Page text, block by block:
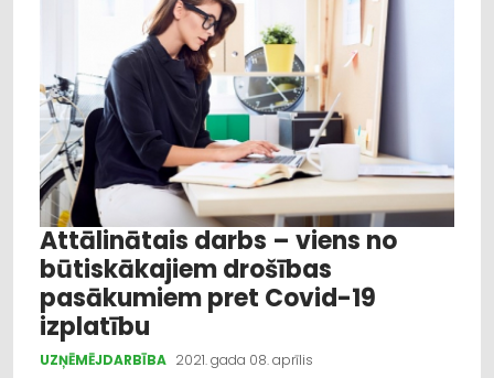
Attālinātais darbs – viens no
būtiskākajiem drošības
pasākumiem pret Covid-19
izplatību
UZŅĒMĒJDARBĪBA 2021. gada 08. aprīlis